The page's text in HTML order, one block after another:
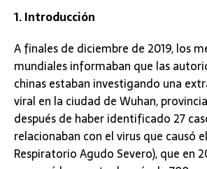
1. Introducción
A finales de diciembre de 2019, los
mundiales informaban que las
chinas estaban investigando una
viral en la ciudad de Wuhan,
después de haber identificado 27
relacionaban con el virus que causó
Respiratorio Agudo Severo), que en